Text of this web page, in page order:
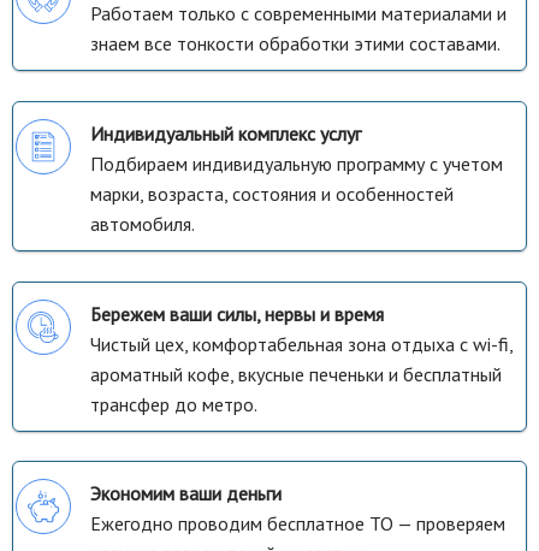
Работаем только с современными материалами и
знаем все тонкости обработки этими составами.
Индивидуальный комплекс услуг
Подбираем индивидуальную программу с учетом
марки, возраста, состояния и особенностей
автомобиля.
Бережем ваши силы, нервы и время
Чистый цех, комфортабельная зона отдыха с wi-fi,
ароматный кофе, вкусные печеньки и бесплатный
трансфер до метро.
Экономим ваши деньги
Ежегодно проводим бесплатное ТО — проверяем